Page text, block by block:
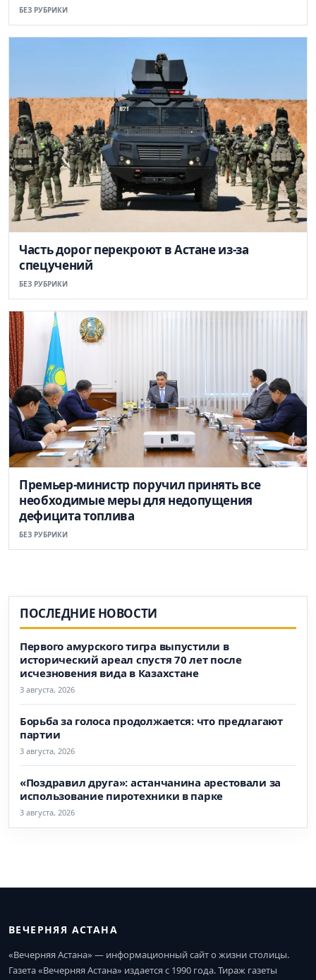
БЕЗ РУБРИКИ
Часть дорог перекроют в Астане из-за
спецучений
БЕЗ РУБРИКИ
Премьер-министр поручил принять все
необходимые меры для недопущения
дефицита топлива
БЕЗ РУБРИКИ
ПОСЛЕДНИЕ НОВОСТИ
Первого амурского тигра выпустили в
исторический ареал спустя 70 лет после
исчезновения вида в Казахстане
3 августа, 2026
Борьба за голоса продолжается: что предлагают
партии
3 августа, 2026
«Поздравил друга»: астанчанина арестовали за
использование пиротехники в парке
3 августа, 2026
ВЕЧЕРНЯЯ АСТАНА
«Вечерняя Астана» — информационный сайт о жизни столицы.
Газета «Вечерняя Астана» издается с 1990 года. Тираж газеты